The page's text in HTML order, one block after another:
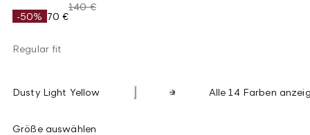
-50% 70 €
140 €
Regular fit
Dusty Light Yellow Alle 14 Farben
Größe auswählen